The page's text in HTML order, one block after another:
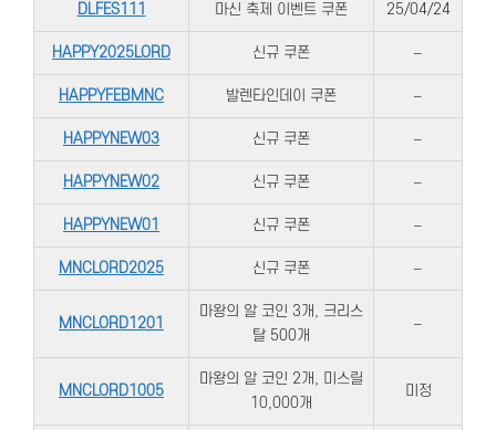
DLFES111 마신 축제 이벤트 쿠폰 25/04/24
HAPPY2025LORD 신규 쿠폰 –
HAPPYFEBMNC 발렌타인데이 쿠폰 –
HAPPYNEW03 신규 쿠폰 –
HAPPYNEW02 신규 쿠폰 –
HAPPYNEW01 신규 쿠폰 –
MNCLORD2025 신규 쿠폰 –
MNCLORD1201
마왕의 알 코인 3개, 크리스
탈 500개
–
MNCLORD1005
마왕의 알 코인 2개, 미스릴
10,000개
미정